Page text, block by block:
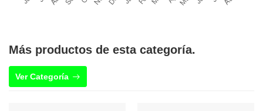
Más productos de esta categoría.
Ver Categoría